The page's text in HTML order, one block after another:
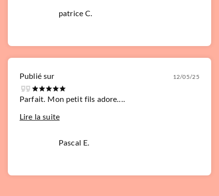
patrice C.
Publié sur 12/05/25
Parfait. Mon petit fils adore....
Lire la suite
Pascal E.